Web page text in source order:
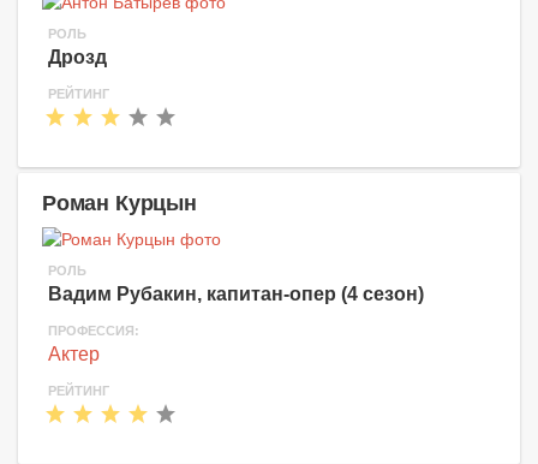
РОЛЬ
Дрозд
РЕЙТИНГ
Роман Курцын
РОЛЬ
Вадим Рубакин, капитан-опер (4 сезон)
ПРОФЕССИЯ:
Актер
РЕЙТИНГ